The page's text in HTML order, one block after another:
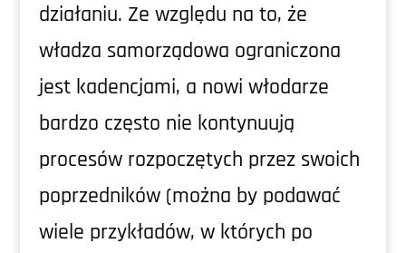
działaniu. Ze względu na to, że
władza samorządowa ograniczona
jest kadencjami, a nowi włodarze
bardzo często nie kontynuują
procesów rozpoczętych przez swoich
poprzedników (można by podawać
wiele przykładów, w których po